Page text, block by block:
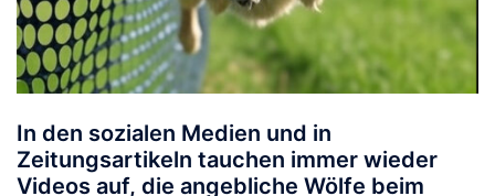
In den sozialen Medien und in
Zeitungsartikeln tauchen immer wieder
Videos auf, die angebliche Wölfe beim